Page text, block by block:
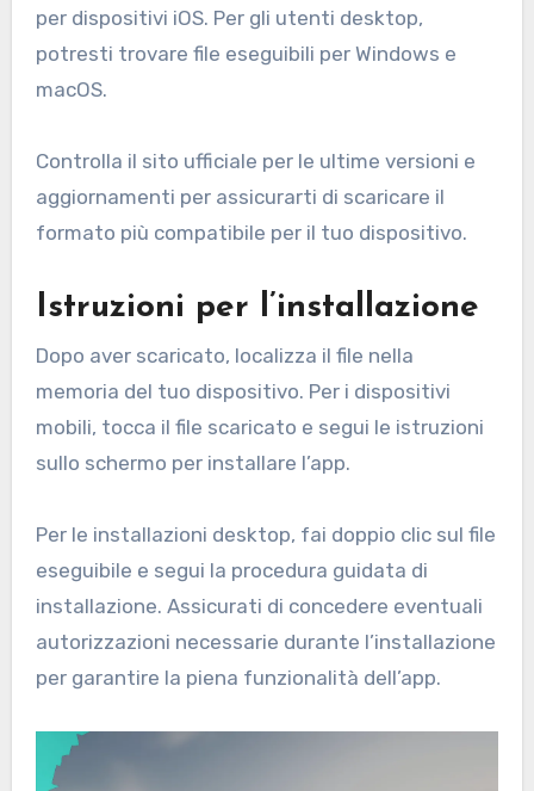
per dispositivi iOS. Per gli utenti desktop,
potresti trovare file eseguibili per Windows e
macOS.
Controlla il sito ufficiale per le ultime versioni e
aggiornamenti per assicurarti di scaricare il
formato più compatibile per il tuo dispositivo.
Istruzioni per l’installazione
Dopo aver scaricato, localizza il file nella
memoria del tuo dispositivo. Per i dispositivi
mobili, tocca il file scaricato e segui le istruzioni
sullo schermo per installare l’app.
Per le installazioni desktop, fai doppio clic sul file
eseguibile e segui la procedura guidata di
installazione. Assicurati di concedere eventuali
autorizzazioni necessarie durante l’installazione
per garantire la piena funzionalità dell’app.